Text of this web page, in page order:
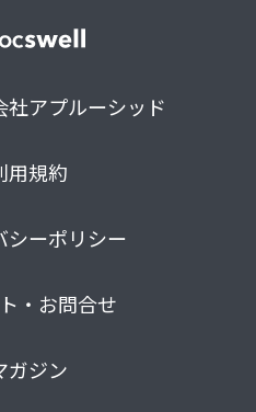
社アプルーシッド
用規約
シーポリシー
・お問合せ
ガジン